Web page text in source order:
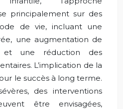
principalement sur des
de vie, incluant une
une augmentation de
et une réduction des
L’implication de la
le succès à long terme.
des interventions
être envisagées,